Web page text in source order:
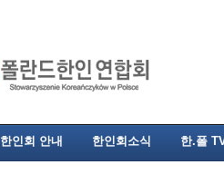
한인회 안내 한인회소식 한.폴